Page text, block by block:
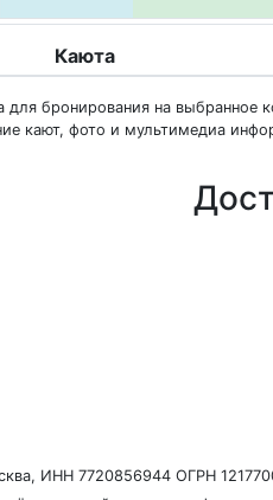
Каюта
для бронирования на выбранное
кают, фото и мультимедиа
ИНН 7720856944 ОГРН